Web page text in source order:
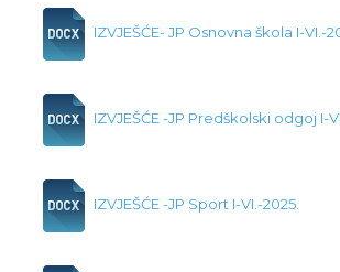
IZVJEŠĆE- JP Osnovna škola I-VI.-
IZVJEŠĆE -JP Predškolski odgoj I-
IZVJEŠĆE -JP Sport I-VI.-2025.